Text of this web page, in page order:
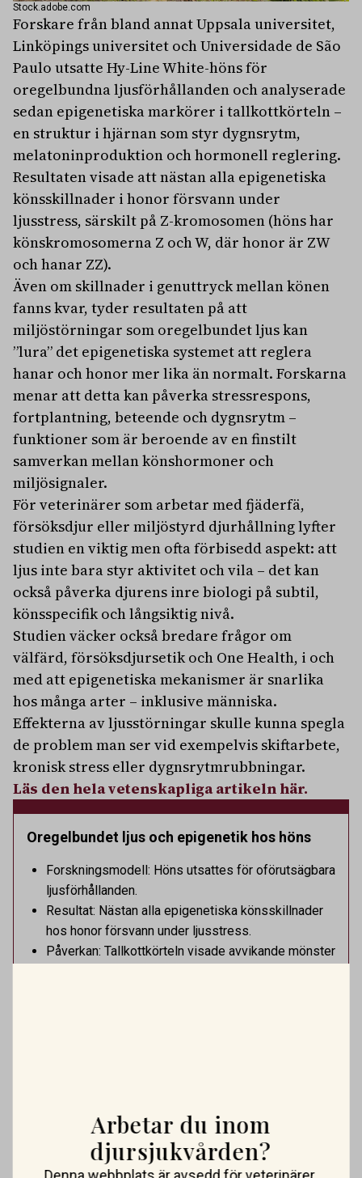
Stock.adobe.com
Forskare från bland annat Uppsala universitet,
Linköpings universitet och Universidade de São
Paulo utsatte Hy-Line White-höns för
oregelbundna ljusförhållanden och analyserade
sedan epigenetiska markörer i tallkottkörteln –
en struktur i hjärnan som styr dygnsrytm,
melatoninproduktion och hormonell reglering.
Resultaten visade att nästan alla epigenetiska
könsskillnader i honor försvann under
ljusstress, särskilt på Z-kromosomen (höns har
könskromosomerna Z och W, där honor är ZW
och hanar ZZ).
Även om skillnader i genuttryck mellan könen
fanns kvar, tyder resultaten på att
miljöstörningar som oregelbundet ljus kan
”lura” det epigenetiska systemet att reglera
hanar och honor mer lika än normalt. Forskarna
menar att detta kan påverka stressrespons,
fortplantning, beteende och dygnsrytm –
funktioner som är beroende av en finstilt
samverkan mellan könshormoner och
miljösignaler.
För veterinärer som arbetar med fjäderfä,
försöksdjur eller miljöstyrd djurhållning lyfter
studien en viktig men ofta förbisedd aspekt: att
ljus inte bara styr aktivitet och vila – det kan
också påverka djurens inre biologi på subtil,
könsspecifik och långsiktig nivå.
Studien väcker också bredare frågor om
välfärd, försöksdjursetik och One Health, i och
med att epigenetiska mekanismer är snarlika
hos många arter – inklusive människa.
Effekterna av ljusstörningar skulle kunna spegla
de problem man ser vid exempelvis skiftarbete,
kronisk stress eller dygnsrytmrubbningar.
Läs den hela vetenskapliga artikeln här.
Oregelbundet ljus och epigenetik hos höns
Forskningsmodell: Höns utsattes för oförutsägbara
ljusförhållanden.
Resultat: Nästan alla epigenetiska könsskillnader
hos honor försvann under ljusstress.
Påverkan: Tallkottkörteln visade avvikande mönster
Djursjukhus – Uppsalas ledande djursjukhus – expanderar
nu sin specialistverksamhet och söker legitimerade
veterinärer med specialistkompetens som vill vara med
HELTIDPLATS:UPPSALA
Vi söker veterinär – erfaren eller ny i yrket
Arbetar du inom
djursjukvården?